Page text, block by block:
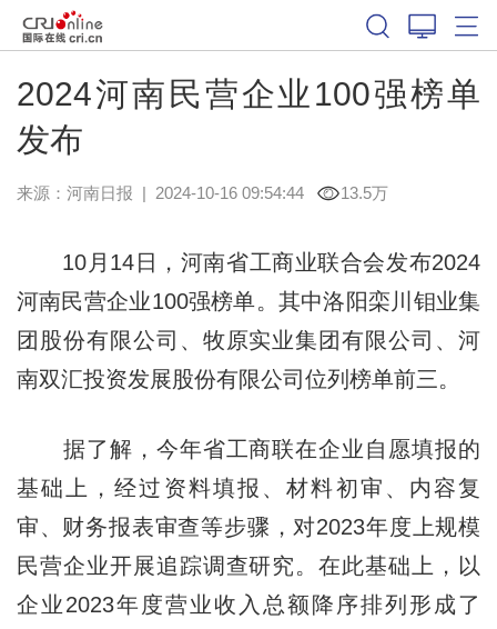
2024河南民营企业100强榜单
发布
来源： 河南日报 | 2024-10-16 09:54:44 13.5万
10月14日，河南省工商业联合会发布2024
河南民营企业100强榜单。其中洛阳栾川钼业集
团股份有限公司、牧原实业集团有限公司、河
南双汇投资发展股份有限公司位列榜单前三。
据了解，今年省工商联在企业自愿填报的
基础上，经过资料填报、材料初审、内容复
审、财务报表审查等步骤，对2023年度上规模
民营企业开展追踪调查研究。在此基础上，以
企业2023年度营业收入总额降序排列形成了